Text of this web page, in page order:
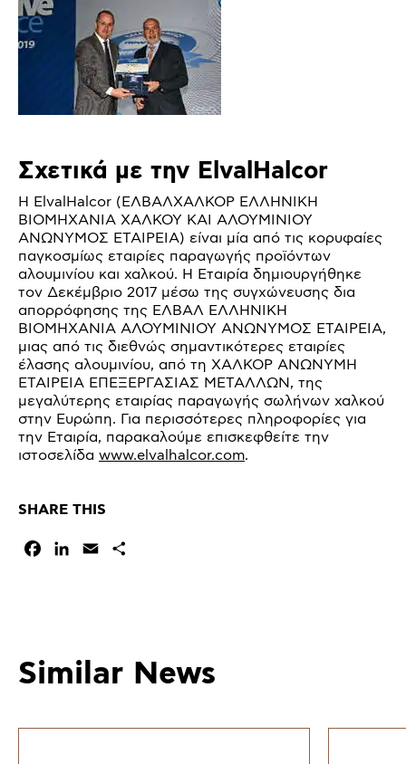
Σχετικά με την ElvalHalcor
Η ElvalHalcor (ΕΛΒΑΛΧΑΛΚΟΡ ΕΛΛΗΝΙΚΗ
ΒΙΟΜΗΧΑΝΙΑ ΧΑΛΚΟΥ ΚΑΙ ΑΛΟΥΜΙΝΙΟΥ
ΑΝΩΝΥΜΟΣ ΕΤΑΙΡΕΙΑ) είναι μία από τις κορυφαίες
παγκοσμίως εταιρίες παραγωγής προϊόντων
αλουμινίου και χαλκού. Η Εταιρία δημιουργήθηκε
τον Δεκέμβριο 2017 μέσω της συγχώνευσης δια
απορρόφησης της ΕΛΒΑΛ ΕΛΛΗΝΙΚΗ
ΒΙΟΜΗΧΑΝΙΑ ΑΛΟΥΜΙΝΙΟΥ ΑΝΩΝΥΜΟΣ ΕΤΑΙΡΕΙΑ,
μιας από τις διεθνώς σημαντικότερες εταιρίες
έλασης αλουμινίου, από τη ΧΑΛΚΟΡ ΑΝΩΝΥΜΗ
ΕΤΑΙΡΕΙΑ ΕΠΕΞΕΡΓΑΣΙΑΣ ΜΕΤΑΛΛΩΝ, της
μεγαλύτερης εταιρίας παραγωγής σωλήνων χαλκού
στην Ευρώπη. Για περισσότερες πληροφορίες για
την Εταιρία, παρακαλούμε επισκεφθείτε την
ιστοσελίδα www.elvalhalcor.com.
SHARE THIS
FacebookLinkedIn
Email
Similar News